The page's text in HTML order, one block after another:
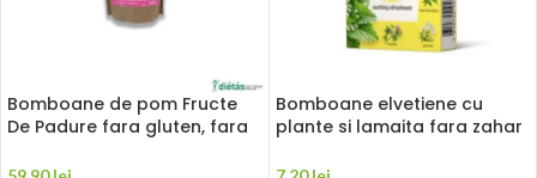
Bomboane de pom Fructe
De Padure fara gluten, fara
Reform
Bomboane elvetiene cu
plante si lamaita fara zahar